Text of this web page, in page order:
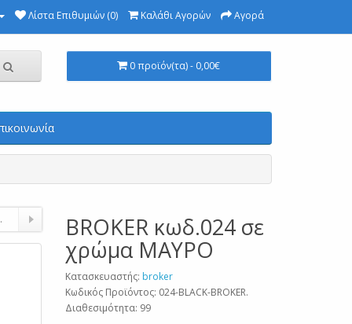
Λίστα Επιθυμιών (0) Καλάθι Αγορών Αγορά
0 προϊόν(τα) - 0,00€
BROKER κωδ.024 σε
χρώμα ΜΑΥΡΟ
Κατασκευαστής: broker
Κωδικός Προϊόντος: 024-BLACK-BROKER.
Διαθεσιμότητα: 99